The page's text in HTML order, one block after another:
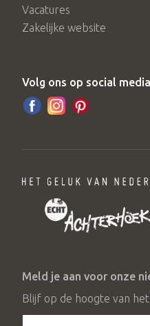
Vacatures
Zakelijke website
Volg ons op social media
Meld je aan voor onze
Blijf op de hoogte van